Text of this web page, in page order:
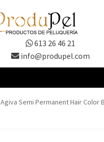
613 26 46 21
info@produpel.com
Agiva Semi Permanent Hair Color